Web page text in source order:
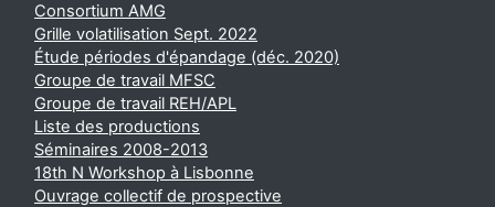
Consortium AMG
Grille volatilisation Sept. 2022
Étude périodes d'épandage (déc. 2020)
Groupe de travail MFSC
Groupe de travail REH/APL
Liste des productions
Séminaires 2008-2013
18th N Workshop à Lisbonne
Ouvrage collectif de prospective